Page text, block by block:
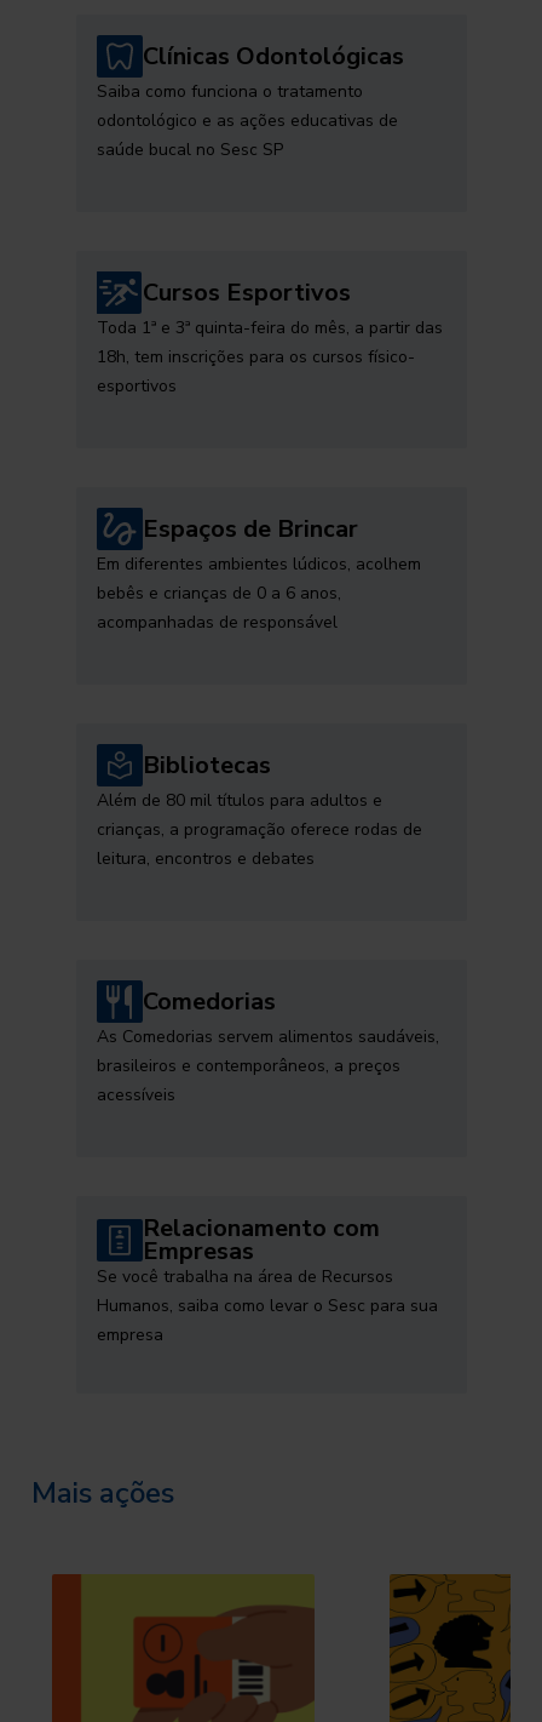
Clínicas Odontológicas
Saiba como funciona o tratamento
odontológico e as ações educativas de
saúde bucal no Sesc SP
Cursos Esportivos
Toda 1ª e 3ª quinta-feira do mês, a partir das
18h, tem inscrições para os cursos físico-
esportivos
Espaços de Brincar
Em diferentes ambientes lúdicos, acolhem
bebês e crianças de 0 a 6 anos,
acompanhadas de responsável
Bibliotecas
Além de 80 mil títulos para adultos e
crianças, a programação oferece rodas de
leitura, encontros e debates
Comedorias
As Comedorias servem alimentos saudáveis,
brasileiros e contemporâneos, a preços
acessíveis
Relacionamento com
Empresas
Se você trabalha na área de Recursos
Humanos, saiba como levar o Sesc para sua
empresa
Mais ações